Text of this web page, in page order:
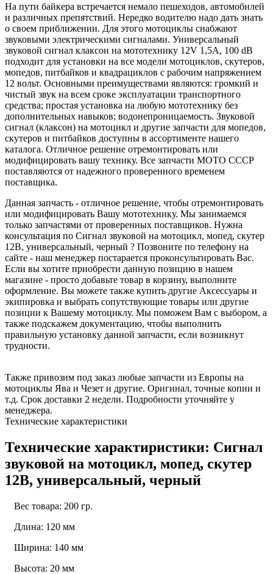
На пути байкера встречается немало пешеходов, автомобилей
и различных препятствий. Нередко водителю надо дать знать
о своем приближении. Для этого мотоциклы снабжают
звуковыми электрическими сигналами. Универсальный
звуковой сигнал клаксон на мототехнику 12V 1,5А, 100 dB
подходит для установки на все модели мотоциклов, скутеров,
мопедов, питбайков и квадрациклов с рабочим напряжением
12 вольт. Основными преимуществами являются: громкий и
чистый звук на всем сроке эксплуатации транспортного
средства; простая установка на любую мототехнику без
дополнительных навыков; водонепроницаемость. Звуковой
сигнал (клаксон) на мотоцикл и другие запчасти для мопедов,
скутеров и питбайков доступны в ассортименте нашего
каталога. Отличное решение отремонтировать или
модифицировать вашу технику. Все запчасти МОТО СССР
поставляются от надежного проверенного временем
поставщика.
Данная запчасть - отличное решение, чтобы отремонтировать
или модифицировать Вашу мототехнику. Мы занимаемся
только запчастями от проверенных поставщиков. Нужна
консультация по Сигнал звуковой на мотоцикл, мопед, скутер
12В, универсальный, черный ? Позвоните по телефону на
сайте - наш менеджер постарается проконсультировать Вас.
Если вы хотите приобрести данную позицию в нашем
магазине - просто добавьте товар в корзину, выполните
оформление. Вы можете также купить другие Аксессуары и
экипировка и выбрать сопутствующие товары или другие
позиции к Вашему мотоциклу. Мы поможем Вам с выбором, а
также подскажем документацию, чтобы выполнить
правильную установку данной запчасти, если возникнут
трудности.
Также привозим под заказ любые запчасти из Европы на
мотоциклы Ява и Чезет и другие. Оригинал, точные копии и
т.д. Срок доставки 2 недели. Подробности уточняйте у
менеджера.
Технические характеристики
Технические характиристики: Сигнал
звуковой на мотоцикл, мопед, скутер
12В, универсальный, черный
Вес товара: 200 гр.
Длина: 120 мм
Ширина: 140 мм
Высота: 20 мм